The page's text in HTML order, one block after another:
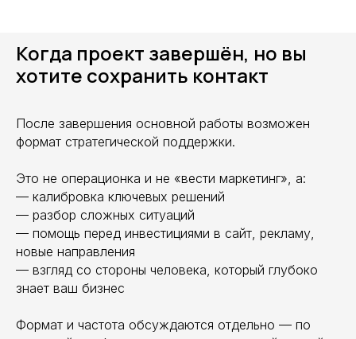
Когда проект завершён, но вы
хотите сохранить контакт
После завершения основной работы возможен
формат стратегической поддержки.
Это не операционка и не «вести маркетинг», а:
— калибровка ключевых решений
— разбор сложных ситуаций
— помощь перед инвестициями в сайт, рекламу,
новые направления
— взгляд со стороны человека, который глубоко
знает ваш бизнес
Формат и частота обсуждаются отдельно — по